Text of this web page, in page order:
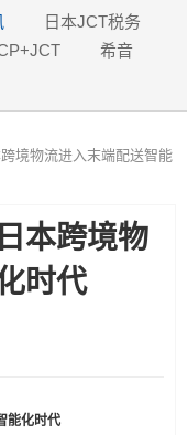
日本JCT税务
希音
境物流进入末端配送智能
本跨境物
时代
能化时代